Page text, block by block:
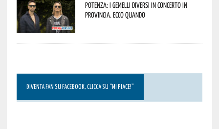
Potenza: i Gemelli DiVersi in concerto in
provincia. Ecco quando
DIVENTA FAN SU FACEBOOK, CLICCA SU “MI PIACE!”